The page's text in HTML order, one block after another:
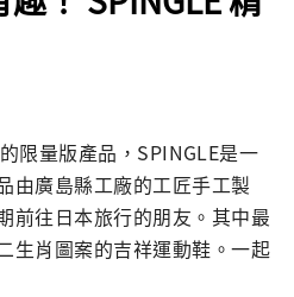
限量版產品，SPINGLE是一
由廣島縣工廠的工匠手工製
前往日本旅行的朋友。其中最
生肖圖案的吉祥運動鞋。一起